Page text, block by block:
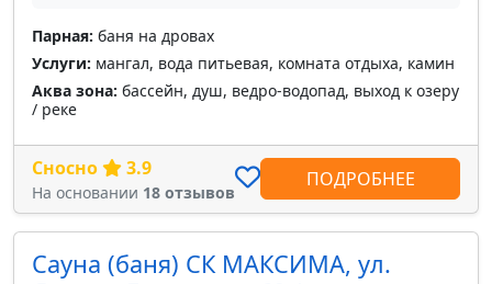
Парная: баня на дровах
Услуги: мангал, вода питьевая, комната отдыха, камин
Аква зона: бассейн, душ, ведро-водопад, выход к озеру
/ реке
Сносно 3.9
На основании 18 отзывов
ПОДРОБНЕЕ
Сауна (баня) СК МАКСИМА, ул.